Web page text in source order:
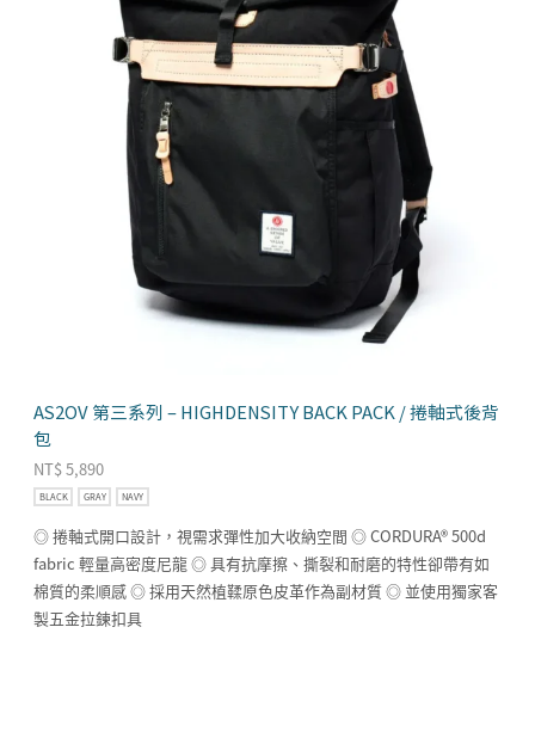
AS2OV 第三系列 – HIGHDENSITY BACK PACK / 捲軸式後背
包
NT$5,890
BLACK GRAY NAVY
◎ 捲軸式開口設計，視需求彈性加大收納空間 ◎ CORDURA® 500d
fabric 輕量高密度尼龍 ◎ 具有抗摩擦、撕裂和耐磨的特性卻帶有如
棉質的柔順感 ◎ 採用天然植鞣原色皮革作為副材質 ◎ 並使用獨家客
製五金拉鍊扣具